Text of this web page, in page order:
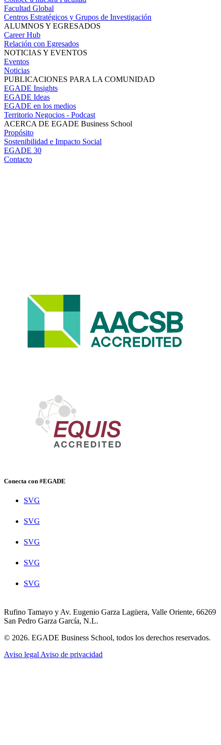
Facultad Global
Centros Estratégicos y Grupos de Investigación
ALUMNOS Y EGRESADOS
Career Hub
Relación con Egresados
NOTICIAS Y EVENTOS
Eventos
Noticias
PUBLICACIONES PARA LA COMUNIDAD
EGADE Insights
EGADE Ideas
EGADE en los medios
Territorio Negocios - Podcast
ACERCA DE EGADE Business School
Propósito
Sostenibilidad e Impacto Social
EGADE 30
Contacto
Conecta con #EGADE
SVG
SVG
SVG
SVG
SVG
Rufino Tamayo y Av. Eugenio Garza Lagüera, Valle Oriente, 66269
San Pedro Garza García, N.L.
© 2026. EGADE Business School, todos los derechos reservados.
Aviso legal Aviso de privacidad